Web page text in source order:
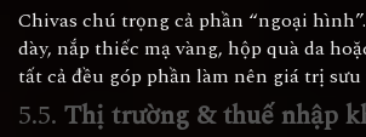
Chivas chú trọng cả phần “ngoại
dày, nắp thiếc mạ vàng, hộp quà da
tất cả đều góp phần làm nên giá trị sưu
5.5. Thị trường & thuế nhập